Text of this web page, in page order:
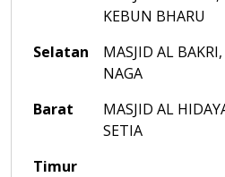
KEBUN BHARU
Selatan
MASJID AL
NAGA
Barat
MASJID AL
SETIA
Timur